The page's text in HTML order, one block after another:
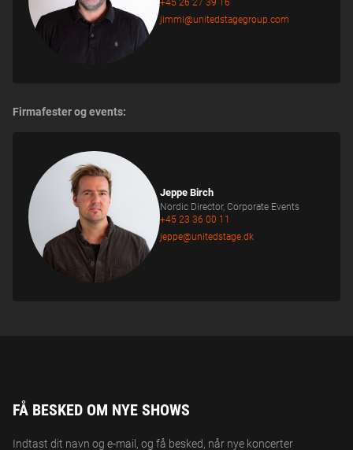
jimmi@unitedstagegroup.com
Firmafester og events:
Jeppe Birch
Nordic Director, Corporate Events
+45 23 36 00 11
jeppe@unitedstage.dk
FÅ BESKED OM NYE SHOWS
Indtast dit navn og e-mail, og få besked, når nye koncerter